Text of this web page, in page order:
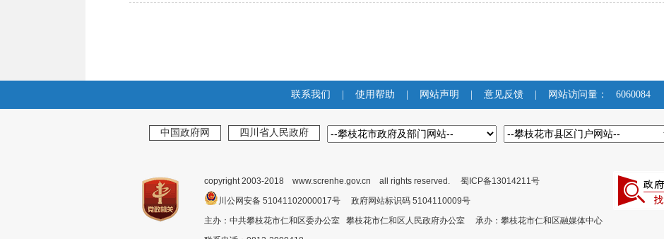
联系我们 使用帮助 网站声明 意见反馈 网站访问量： 6060084
中国政府网 四川省人民政府
copyright 2003-2018 www.screnhe.gov.cn all rights reserved. 蜀ICP备13014211号
川公网安备 51041102000017号 政府网站标识码 5104110009号
主办：中共攀枝花市仁和区委办公室 攀枝花市仁和区人民政府办公室 承办：攀枝花市仁和区融媒体中心